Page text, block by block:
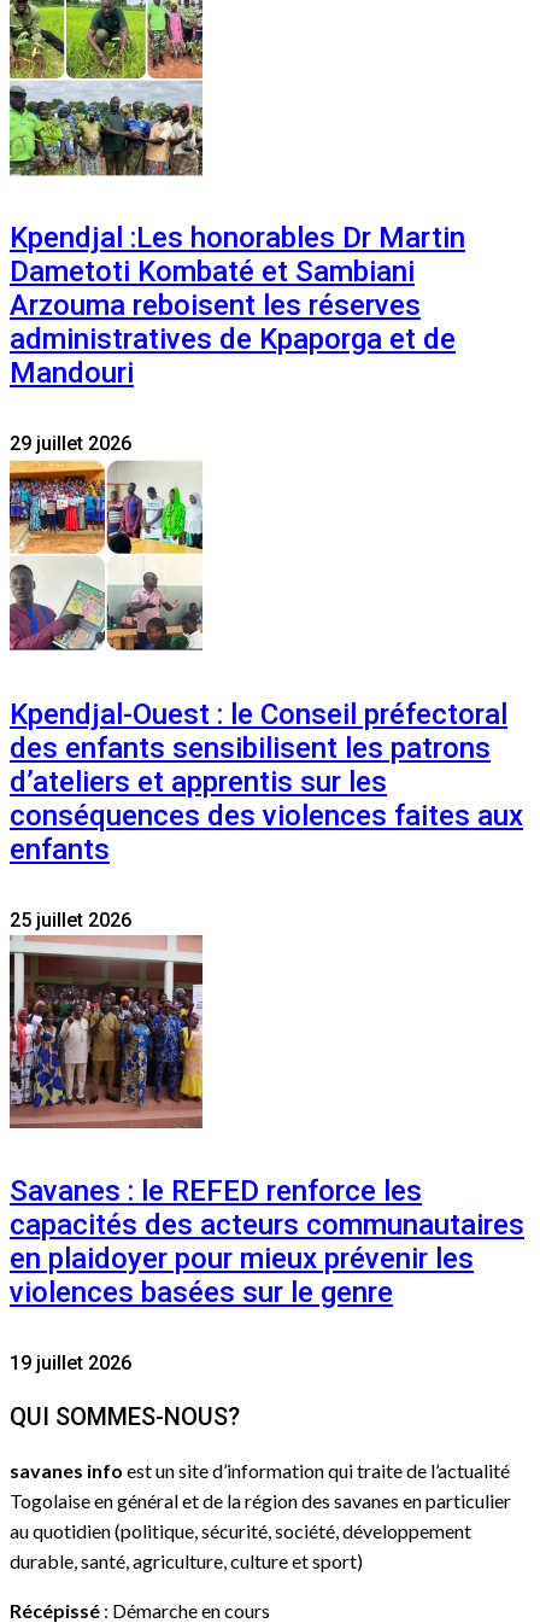
Kpendjal :Les honorables Dr Martin
Dametoti Kombaté et Sambiani
Arzouma reboisent les réserves
administratives de Kpaporga et de
Mandouri
29 juillet 2026
Kpendjal-Ouest : le Conseil préfectoral
des enfants sensibilisent les patrons
d’ateliers et apprentis sur les
conséquences des violences faites aux
enfants
25 juillet 2026
Savanes : le REFED renforce les
capacités des acteurs communautaires
en plaidoyer pour mieux prévenir les
violences basées sur le genre
19 juillet 2026
QUI SOMMES-NOUS?
savanes info est un site d’information qui traite de l’actualité
Togolaise en général et de la région des savanes en particulier
au quotidien (politique, sécurité, société, développement
durable, santé, agriculture, culture et sport)
Récépissé : Démarche en cours